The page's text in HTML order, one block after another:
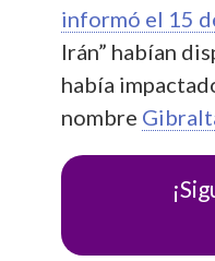
informó el 15
Irán” habían
había
nombre